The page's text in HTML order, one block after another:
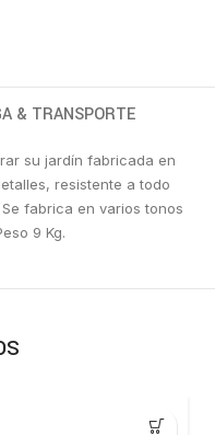
& TRANSPORTE
su jardín fabricada en
resistente a todo
fabrica en varios tonos
9 Kg.